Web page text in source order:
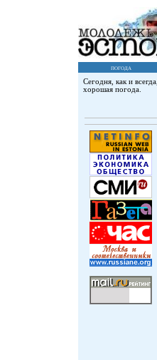
погода
Сегодня, как и всегда,
хорошая погода.